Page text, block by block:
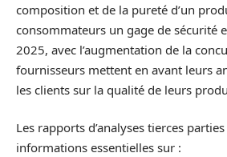
composition et de la pureté d’un
consommateurs un gage de sécurité
2025, avec l’augmentation de la
fournisseurs mettent en avant leurs
les clients sur la qualité de leurs
Les rapports d’analyses tierces
informations essentielles sur :